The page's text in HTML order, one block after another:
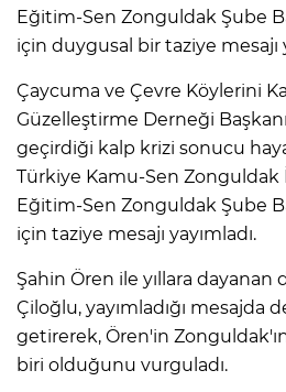
Eğitim-Sen Zonguldak Şube
için duygusal bir taziye mesajı
Çaycuma ve Çevre Köylerini
Güzelleştirme Derneği
geçirdiği kalp krizi sonucu
Türkiye Kamu-Sen Zonguldak
Eğitim-Sen Zonguldak Şube
için taziye mesajı yayımladı.
Şahin Ören ile yıllara dayanan
Çiloğlu, yayımladığı mesajda
getirerek, Ören'in
biri olduğunu vurguladı.